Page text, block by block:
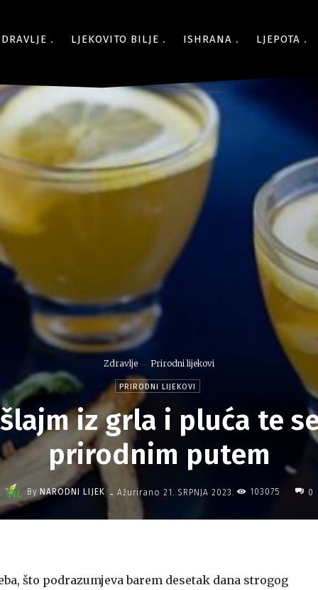
LJEKOVITO BILJE ISHRANA LJEPOTA
Zdravlje Prirodni lijekovi
PRIRODNI LIJEKOVI
iz grla i pluća te
prirodnim putem
By NARODNI LIJEK - Ažurirano 21. SRPNJA 2023. 103075 0
što podrazumjeva barem desetak dana strogog